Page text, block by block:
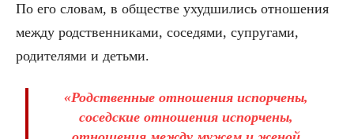
По его словам, в обществе ухудшились отношения
между родственниками, соседями, супругами,
родителями и детьми.
«Родственные отношения испорчены,
соседские отношения испорчены,